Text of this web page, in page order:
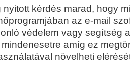
nyitott kérdés marad, hogy
az e-mail
védelem vagy segítség
amíg ez
növelheti